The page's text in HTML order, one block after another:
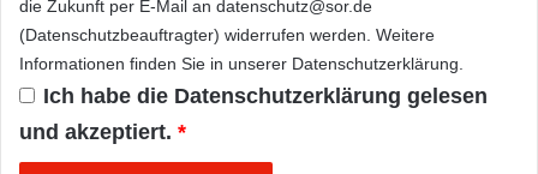
die Zukunft per E-Mail an datenschutz@sor.de
(Datenschutzbeauftragter) widerrufen werden. Weitere
Informationen finden Sie in unserer Datenschutzerklärung
Ich habe die Datenschutzerklärung gelesen
und akzeptiert. *